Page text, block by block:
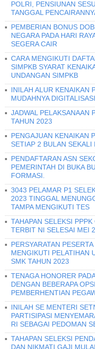
POLRI, PENSIUNAN
TANGGAL
PEMBERIAN BONUS
NEGARA PADA HARI
SEGERA CAIR
CARA MENGIKUTI
SIMPKB SYARAT
UNDANGAN SIMPKB
INILAH ALUR KENAIKAN
MUDAHNYA
JADWAL PELAKSANAAN
TAHUN 2023
PENGAJUAN KENAIKAN
SETIAP 2 BULAN
PENDAFTARAN ASN
PEMERINTAH DI BUKA
FORMASI.
3043 PELAMAR P1
2023 TINGGAL
TAMPA MENGIKUTI TES
TAHAPAN SELEKSI
TERBIT NI SELESAI MEI
PERSYARATAN
MENGIKUTI PELATIHAN
SMK TAHUN 2023
TENAGA HONORER
DENGAN BEBERAPA
PEMBERHENTIAN
INILAH SE MENTERI
PARTISIPASI
RI SEBAGAI PEDOMAN
TAHAPAN SELEKSI
DAN NIKMATI GAJI